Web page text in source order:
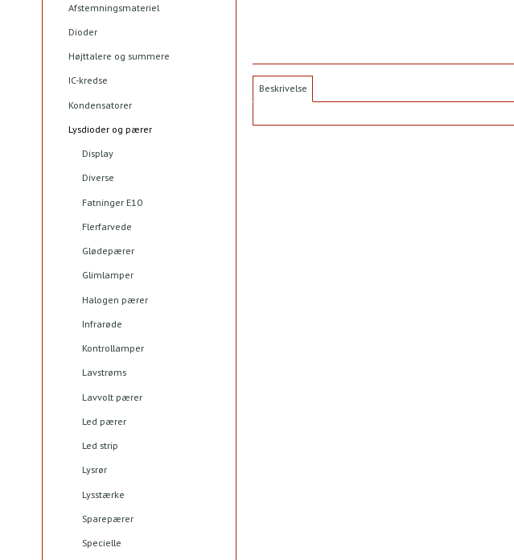
Afstemningsmateriel
Dioder
Højttalere og summere
IC-kredse
Kondensatorer
Lysdioder og pærer
Display
Diverse
Fatninger E10
Flerfarvede
Glødepærer
Glimlamper
Halogen pærer
Infrarøde
Kontrollamper
Lavstrøms
Lavvolt pærer
Led pærer
Led strip
Lysrør
Lysstærke
Sparepærer
Specielle
Beskrivelse